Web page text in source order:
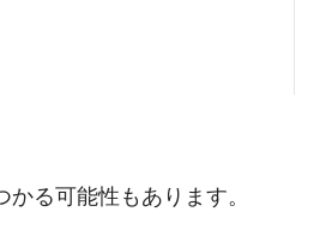
る可能性もあります。